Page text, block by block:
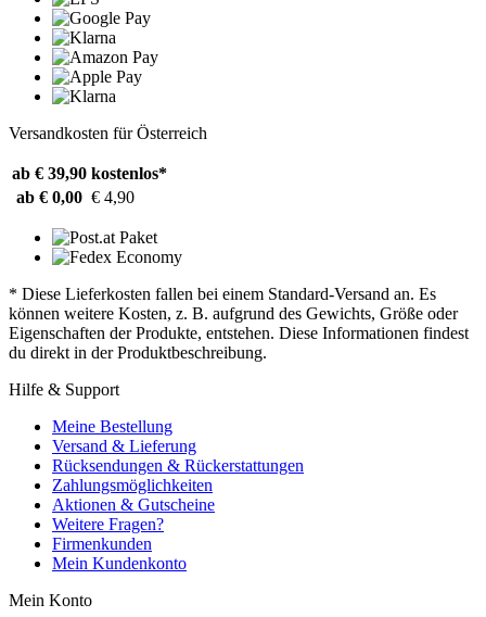
Versandkosten für Österreich
ab € 39,90 kostenlos*
ab € 0,00 € 4,90
* Diese Lieferkosten fallen bei einem Standard-Versand an. Es
können weitere Kosten, z. B. aufgrund des Gewichts, Größe oder
Eigenschaften der Produkte, entstehen. Diese Informationen findest
du direkt in der Produktbeschreibung.
Hilfe & Support
Meine Bestellung
Versand & Lieferung
Rücksendungen & Rückerstattungen
Zahlungsmöglichkeiten
Aktionen & Gutscheine
Weitere Fragen?
Firmenkunden
Mein Kundenkonto
Mein Konto